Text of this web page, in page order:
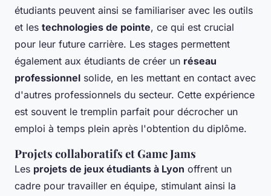
étudiants peuvent ainsi se familiariser avec les outils
et les technologies de pointe, ce qui est crucial
pour leur future carrière. Les stages permettent
également aux étudiants de créer un réseau
professionnel solide, en les mettant en contact avec
d'autres professionnels du secteur. Cette expérience
est souvent le tremplin parfait pour décrocher un
emploi à temps plein après l'obtention du diplôme.
Projets collaboratifs et Game Jams
Les projets de jeux étudiants à Lyon offrent un
cadre pour travailler en équipe, stimulant ainsi la